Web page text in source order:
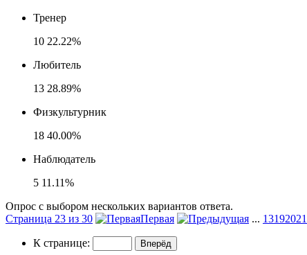
Тренер
10 22.22%
Любитель
13 28.89%
Физкультурник
18 40.00%
Наблюдатель
5 11.11%
Опрос с выбором нескольких вариантов ответа.
Страница 23 из 30
Первая ... 13192021
К странице: